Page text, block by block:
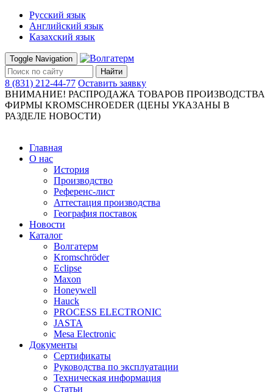
Русский язык
Английский язык
Казахский язык
Toggle Navigation
Найти
8 (831) 212-44-77 Оставить заявку
ВНИМАНИЕ! РАСПРОДАЖА ТОВАРОВ ПРОИЗВОДСТВА
ФИРМЫ KROMSCHROEDER (ЦЕНЫ УКАЗАНЫ В
РАЗДЕЛЕ НОВОСТИ)
Главная
О нас
История
Производство
Референс-лист
Аттестация производства
География поставок
Новости
Каталог
Волгатерм
Kromschröder
Eclipse
Maxon
Honeywell
Hauck
PROCESS ELECTRONIC
JASTA
Mesa Electronic
Документы
Сертификаты
Руководства по эксплуатации
Техническая информация
Статьи